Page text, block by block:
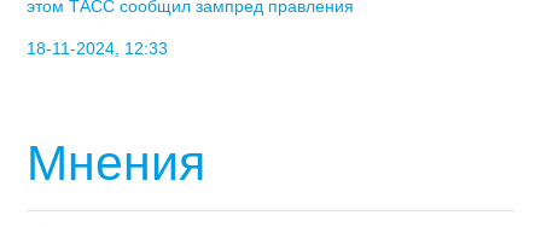
этом ТАСС сообщил зампред правления
18-11-2024, 12:33
Мнения